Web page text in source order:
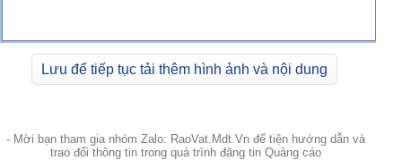
Lưu để tiếp tục tải thêm hình ảnh và nội dung
- Mời bạn tham gia nhóm Zalo: RaoVat.Mdt.Vn để tiện hướng dẫn và
trao đổi thông tin trong quá trình đăng tin Quảng cáo